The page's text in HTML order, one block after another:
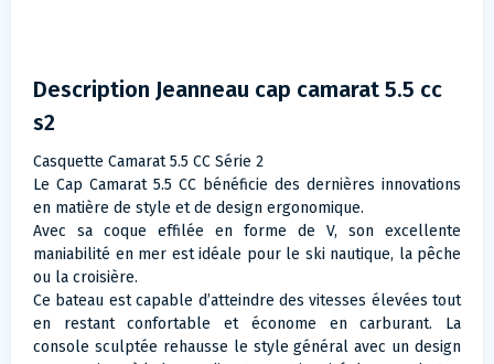
Description Jeanneau cap camarat 5.5 cc
s2
Casquette Camarat 5.5 CC Série 2
Le Cap Camarat 5.5 CC bénéficie des dernières innovations
en matière de style et de design ergonomique.
Avec sa coque effilée en forme de V, son excellente
maniabilité en mer est idéale pour le ski nautique, la pêche
ou la croisière.
Ce bateau est capable d’atteindre des vitesses élevées tout
en restant confortable et économe en carburant. La
console sculptée rehausse le style général avec un design